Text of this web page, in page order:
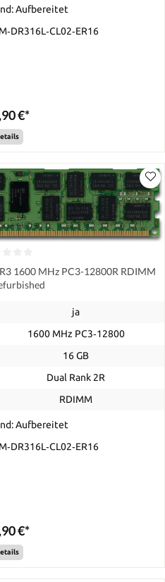
Aufbereitet
€*
1600 MHz PC3-12800R RDIMM
ja
1600 MHz PC3‑12800
16 GB
Dual Rank 2R
RDIMM
Aufbereitet
€*